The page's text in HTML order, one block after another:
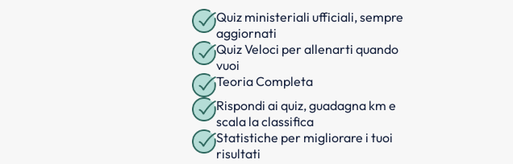
Quiz ministeriali ufficiali, sempre
aggiornati
Quiz Veloci per allenarti quando
vuoi
Teoria Completa
Rispondi ai quiz, guadagna km e
scala la classifica
Statistiche per migliorare i tuoi
risultati